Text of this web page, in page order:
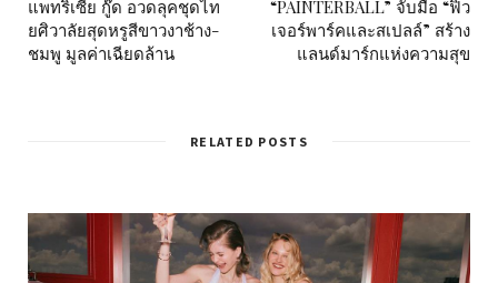
แพทริเซีย กู๊ด อวดลุคชุดไท
ยศิวาลัยสุดหรูสีขาวงาช้าง-
ชมพู มูลค่าเฉียดล้าน
“PAINTERBALL” จับมือ “ฟิว
เจอร์พาร์คและสเปลล์” สร้าง
แลนด์มาร์กแห่งความสุข
RELATED POSTS